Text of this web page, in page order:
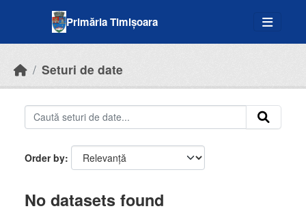
Primăria Timișoara
Seturi de date
Order by
No datasets found